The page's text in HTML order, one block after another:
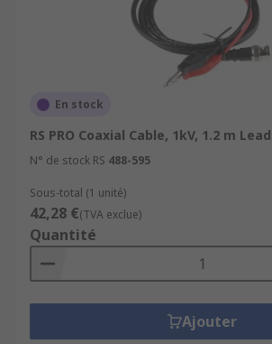
En stock
RS PRO Coaxial Cable, 1kV, 1.2 m
N° de stock RS 488-595
Sous-total (1 unité)
42,28 €(TVA exclue)
Quantité
Ajouter